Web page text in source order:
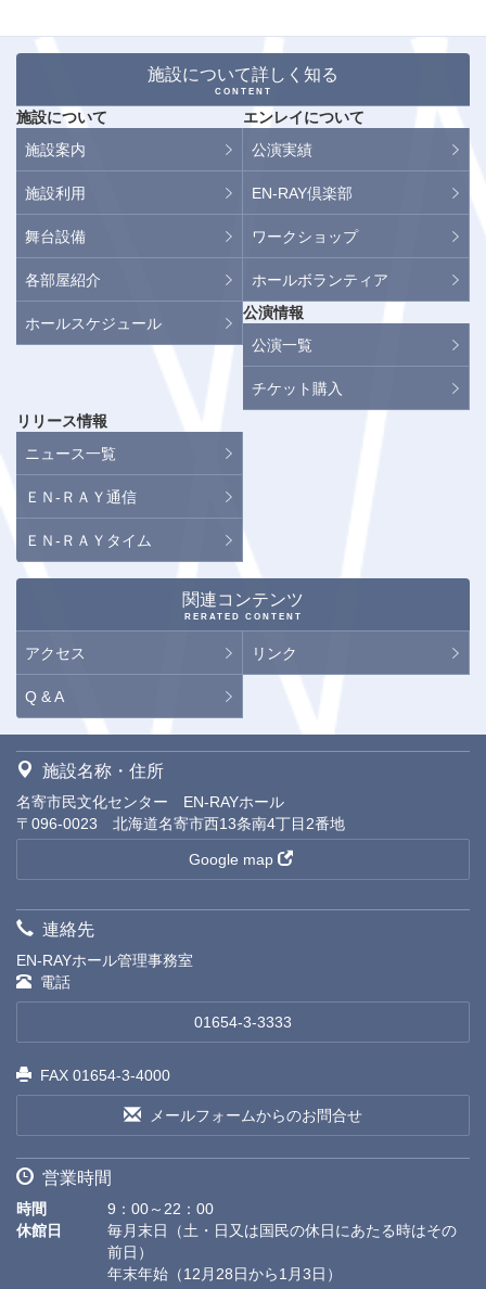
施設について詳しく知る
CONTENT
施設について
施設案内
施設利用
舞台設備
各部屋紹介
ホールスケジュール
エンレイについて
公演実績
EN-RAY倶楽部
ワークショップ
ホールボランティア
公演情報
公演一覧
チケット購入
リリース情報
ニュース一覧
ＥＮ-ＲＡＹ通信
ＥＮ-ＲＡＹタイム
関連コンテンツ
RERATED CONTENT
アクセス リンク
Q & A
施設名称・住所
名寄市民文化センター EN-RAYホール
〒096-0023 北海道名寄市西13条南4丁目2番地
Google map
連絡先
EN-RAYホール管理事務室
電話
01654-3-3333
FAX 01654-3-4000
メールフォームからのお問合せ
営業時間
時間
9：00～22：00
休館日
毎月末日（土・日又は国民の休日にあたる時はその
前日）
年末年始（12月28日から1月3日）